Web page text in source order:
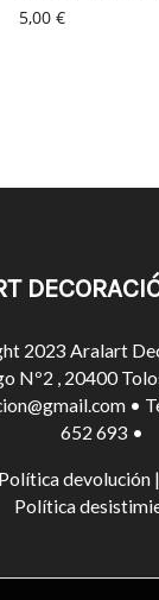
5,00 €
2023 Aralart
Nº2 , 20400
•
652 693 •
Política devolución |
Política